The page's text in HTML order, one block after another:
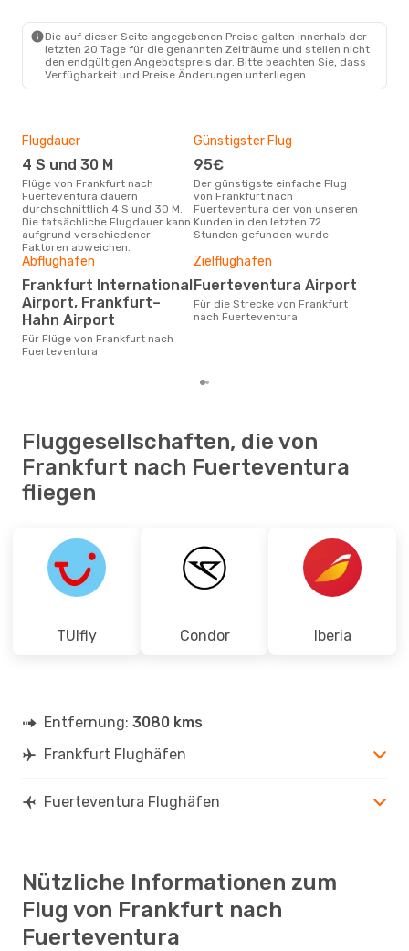
FRA- FUE
Brussels Airlines1 Zwischenstopp
FUE- FRA
Die auf dieser Seite angegebenen Preise galten innerhalb der
letzten 20 Tage für die genannten Zeiträume und stellen nicht
den endgültigen Angebotspreis dar. Bitte beachten Sie, dass
Verfügbarkeit und Preise Änderungen unterliegen.
Flugdauer
4 S und 30 M
Flüge von Frankfurt nach
Fuerteventura dauern
durchschnittlich 4 S und 30 M.
Die tatsächliche Flugdauer kann
aufgrund verschiedener
Faktoren abweichen.
Günstigster Flug
95€
Der günstigste einfache Flug
von Frankfurt nach
Fuerteventura der von unseren
Kunden in den letzten 72
Stunden gefunden wurde
Abflughäfen
Frankfurt International
Airport, Frankfurt–
Hahn Airport
Für Flüge von Frankfurt nach
Fuerteventura
Zielflughafen
Fuerteventura Airport
Für die Strecke von Frankfurt
nach Fuerteventura
Fluggesellschaften, die von
Frankfurt nach Fuerteventura
fliegen
TUIfly Condor Iberia
Entfernung: 3080 kms
Frankfurt Flughäfen
Fuerteventura Flughäfen
Nützliche Informationen zum
Flug von Frankfurt nach
Fuerteventura